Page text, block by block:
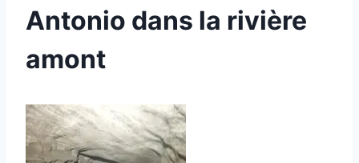
Antonio dans la rivière
amont